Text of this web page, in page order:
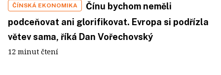
ČÍNSKÁ EKONOMIKA
Čínu bychom neměli
podceňovat ani glorifikovat. Evropa si podřízla
větev sama, říká Dan Vořechovský
12 minut čtení